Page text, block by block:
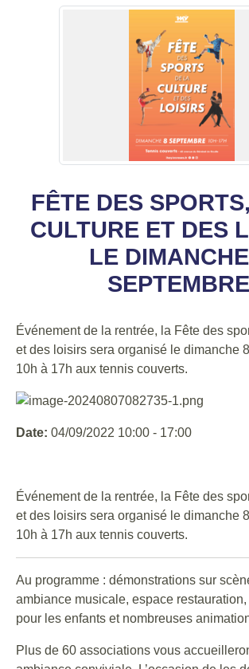
FÊTE DES
CULTURE ET DES
LE
SEPTEMBRE
Événement de la rentrée, la Fête des
et des loisirs sera organisé le dimanche
10h à 17h aux tennis couverts.
Date: 04/09/2022 10:00 - 17:00
Événement de la rentrée, la Fête des
et des loisirs sera organisé le dimanche
10h à 17h aux tennis couverts.
Au programme : démonstrations sur
ambiance musicale, espace
pour les enfants et nombreuses
Plus de 60 associations vous